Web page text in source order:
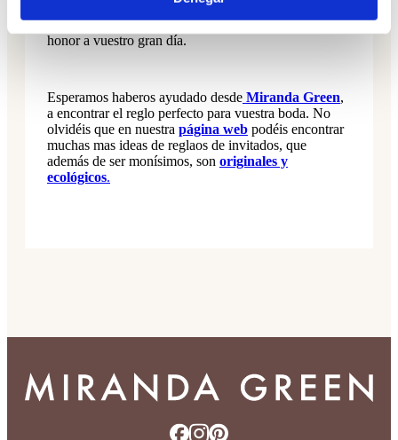
vuestras mermeladas para que vuestros invitados os
recuerden mientras disfrutan con un desayuno en
honor a vuestro gran día.
Esperamos haberos ayudado desde Miranda Green,
a encontrar el reglo perfecto para vuestra boda. No
olvidéis que en nuestra página webpodéis encontrar
muchas mas ideas de reglaos de invitados, que
además de ser monísimos, son originales y
ecológicos.